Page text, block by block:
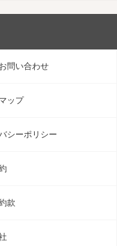
問い合わせ
ップ
シーポリシー
款